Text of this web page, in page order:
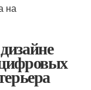
на